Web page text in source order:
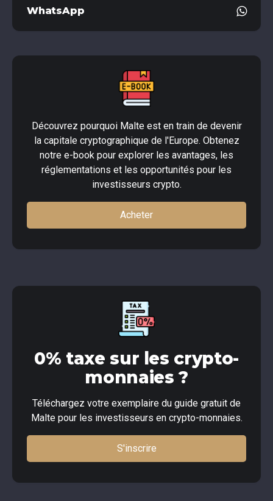
WhatsApp
Découvrez pourquoi Malte est en train de devenir
la capitale cryptographique de l'Europe. Obtenez
notre e-book pour explorer les avantages, les
réglementations et les opportunités pour les
investisseurs crypto.
Acheter
0% taxe sur les crypto-
monnaies ?
Téléchargez votre exemplaire du guide gratuit de
Malte pour les investisseurs en crypto-monnaies.
S'inscrire